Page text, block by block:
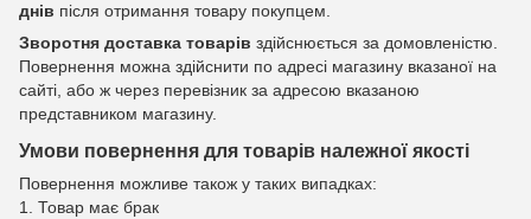
днів після отримання товару покупцем.
Зворотня доставка товарів здійснюється за домовленістю.
Повернення можна здійснити по адресі магазину вказаної на
сайті, або ж через перевізник за адресою вказаною
представником магазину.
Умови повернення для товарів належної якості
Повернення можливе також у таких випадках:
1. Товар має брак